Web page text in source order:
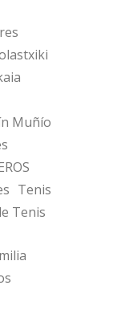
Muñío
Tenis
Tenis